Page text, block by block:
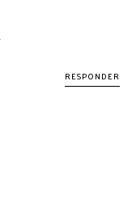
RESPONDER